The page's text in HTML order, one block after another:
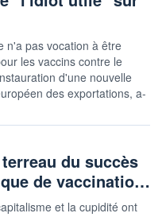
n'a pas vocation à être
les vaccins contre le
d'une nouvelle
des exportations, a-
du succès
de vaccinatio…
et la cupidité ont